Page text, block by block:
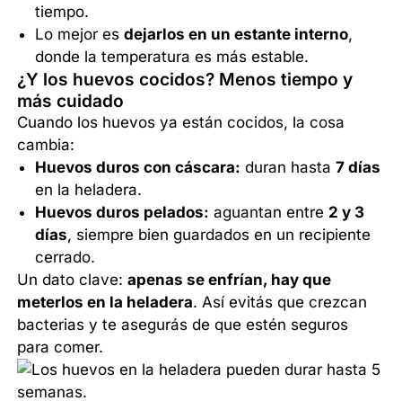
tiempo.
Lo mejor esdejarlos en un estante interno,
donde la temperatura es más estable.
¿Y los huevos cocidos? Menos tiempo y
más cuidado
Cuando los huevos ya están cocidos, la cosa
cambia:
Huevos duros con cáscara: duran hasta7 días
en la heladera.
Huevos duros pelados: aguantan entre 2 y 3
días, siempre bien guardados en un recipiente
cerrado.
Un dato clave:apenas se enfrían, hay que
meterlos en la heladera. Así evitás que crezcan
bacterias y te asegurás de que estén seguros
para comer.